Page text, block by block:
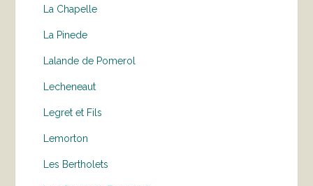
La Chapelle
La Pinede
Lalande de Pomerol
Lecheneaut
Legret et Fils
Lemorton
Les Bertholets